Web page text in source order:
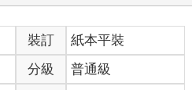
裝訂
紙本平裝
分級 普通級